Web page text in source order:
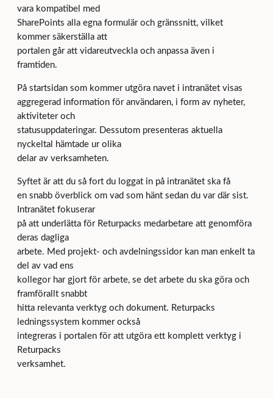
vara kompatibel med
SharePoints alla egna formulär och gränssnitt, vilket
kommer säkerställa att
portalen går att vidareutveckla och anpassa även i
framtiden.
På startsidan som kommer utgöra navet i intranätet visas
aggregerad information för användaren, i form av nyheter,
aktiviteter och
statusuppdateringar. Dessutom presenteras aktuella
nyckeltal hämtade ur olika
delar av verksamheten.
Syftet är att du så fort du loggat in på intranätet ska få
en snabb överblick om vad som hänt sedan du var där sist.
Intranätet fokuserar
på att underlätta för Returpacks medarbetare att genomföra
deras dagliga
arbete. Med projekt- och avdelningssidor kan man enkelt ta
del av vad ens
kollegor har gjort för arbete, se det arbete du ska göra och
framförallt snabbt
hitta relevanta verktyg och dokument. Returpacks
ledningssystem kommer också
integreras i portalen för att utgöra ett komplett verktyg i
Returpacks
verksamhet.